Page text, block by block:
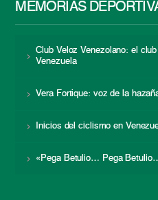
MEMORIAS
Club Veloz Venezolano: el
Venezuela
Vera Fortique: voz de la
Inicios del ciclismo en
«Pega Betulio… Pega